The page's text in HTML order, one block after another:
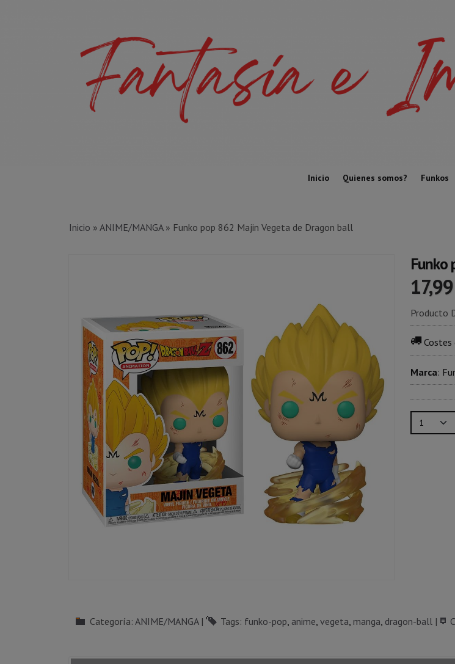
Inicio Quienes somos? Funkos
Inicio » ANIME/MANGA» Funko pop 862 Majin Vegeta de Dragon ball
Funko
Producto
Costes
Marca:
Categoría: ANIME/MANGA| Tags: funko-pop anime vegeta manga dragon-ball |